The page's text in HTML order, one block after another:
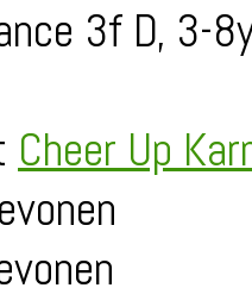
3f D, 3-
Cheer Up